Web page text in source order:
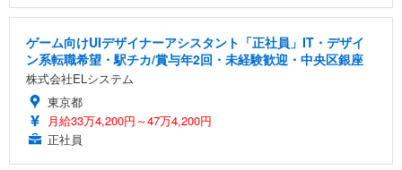
ゲーム向けUIデザイナーアシスタント「正社員」IT・デザイ
ン系転職希望・駅チカ/賞与年2回・未経験歓迎・中央区銀座
株式会社ELシステム
東京都
月給33万4,200円～47万4,200円
正社員